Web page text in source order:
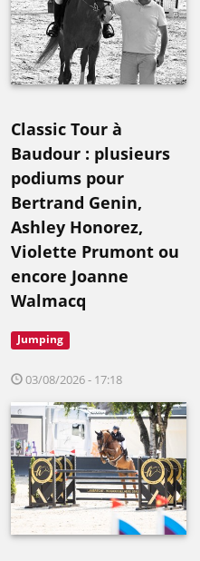
Classic Tour à
Baudour : plusieurs
podiums pour
Bertrand Genin,
Ashley Honorez,
Violette Prumont ou
encore Joanne
Walmacq
Jumping
03/08/2026 - 17:18